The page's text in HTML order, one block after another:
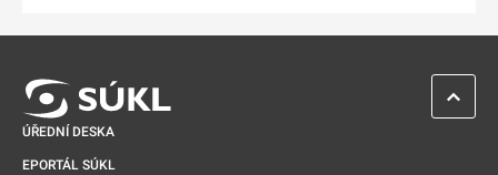
ÚŘEDNÍ DESKA
EPORTÁL SÚKL
ZPĚT